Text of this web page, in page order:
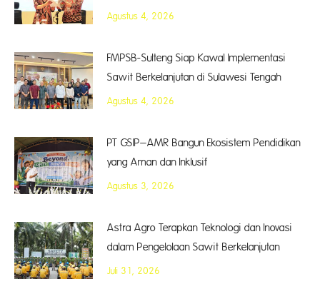
Agustus 4, 2026
FMPSB-Sulteng Siap Kawal Implementasi
Sawit Berkelanjutan di Sulawesi Tengah
Agustus 4, 2026
PT GSIP–AMR Bangun Ekosistem Pendidikan
yang Aman dan Inklusif
Agustus 3, 2026
Astra Agro Terapkan Teknologi dan Inovasi
dalam Pengelolaan Sawit Berkelanjutan
Juli 31, 2026